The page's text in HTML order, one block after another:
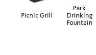
Picnic Grill
Park
Drinking
Fountain